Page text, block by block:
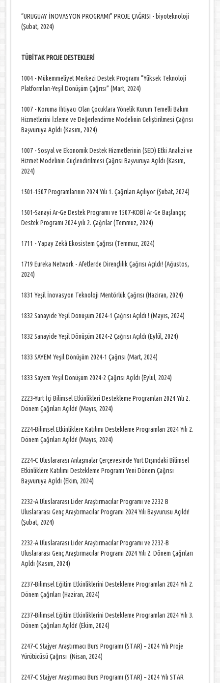
“URUGUAY İNOVASYON PROGRAMI” PROJE ÇAĞRISI - biyoteknoloji
(Şubat, 2024)
TÜBİTAK PROJE DESTEKLERİ
1004 - Mükemmeliyet Merkezi Destek Programı “Yüksek Teknoloji
Platformları-Yeşil Dönüşüm Çağrısı” (Mart, 2024)
1007 - Koruma İhtiyacı Olan Çocuklara Yönelik Kurum Temelli Bakım
Hizmetlerini İzleme ve Değerlendirme Modelinin Geliştirilmesi Çağrısı
Başvuruya Açıldı (Kasım, 2024)
1007 - Sosyal ve Ekonomik Destek Hizmetlerinin (SED) Etki Analizi ve
Hizmet Modelinin Güçlendirilmesi Çağrısı Başvuruya Açıldı (Kasım,
2024)
1501-1507 Programlarının 2024 Yılı 1. Çağrıları Açılıyor (Şubat, 2024)
1501-Sanayi Ar-Ge Destek Programı ve 1507-KOBİ Ar-Ge Başlangıç
Destek Programı 2024 yılı 2. Çağrılar (Temmuz, 2024)
1711 - Yapay Zekâ Ekosistem Çağrısı (Temmuz, 2024)
1719 Eureka Network - Afetlerde Dirençlilik Çağrısı Açıldı! (Ağustos,
2024)
1831 Yeşil İnovasyon Teknoloji Mentörlük Çağrısı (Haziran, 2024)
1832 Sanayide Yeşil Dönüşüm 2024-1 Çağrısı Açıldı ! (Mayıs, 2024)
1832 Sanayide Yeşil Dönüşüm 2024-2 Çağrısı Açıldı (Eylül, 2024)
1833 SAYEM Yeşil Dönüşüm 2024-1 Çağrısı (Mart, 2024)
1833 Sayem Yeşil Dönüşüm 2024-2 Çağrısı Açıldı (Eylül, 2024)
2223-Yurt İçi Bilimsel Etkinlikleri Destekleme Programları 2024 Yılı 2.
Dönem Çağrıları Açıldı! (Mayıs, 2024)
2224-Bilimsel Etkinliklere Katılımı Destekleme Programları 2024 Yılı 2.
Dönem Çağrıları Açıldı! (Mayıs, 2024)
2224-C Uluslararası Anlaşmalar Çerçevesinde Yurt Dışındaki Bilimsel
Etkinliklere Katılımı Destekleme Programı Yeni Dönem Çağrısı
Başvuruya Açıldı (Ekim, 2024)
2232-A Uluslararası Lider Araştırmacılar Programı ve 2232 B
Uluslararası Genç Araştırmacılar Programı 2024 Yılı Başvurusu Açıldı!
(Şubat, 2024)
2232-A Uluslararası Lider Araştırmacılar Programı ve 2232-B
Uluslararası Genç Araştırmacılar Programı 2024 Yılı 2. Dönem Çağrıları
Açıldı (Kasım, 2024)
2237-Bilimsel Eğitim Etkinliklerini Destekleme Programları 2024 Yılı 2.
Dönem Çağrıları (Haziran, 2024)
2237-Bilimsel Eğitim Etkinliklerini Destekleme Programları 2024 Yılı 3.
Dönem Çağrıları Açıldı! (Ekim, 2024)
2247-C Stajyer Araştırmacı Burs Programı (STAR) – 2024 Yılı Proje
Yürütücüsü Çağrısı (Nisan, 2024)
2247-C Stajyer Araştırmacı Burs Programı (STAR) – 2024 Yılı STAR